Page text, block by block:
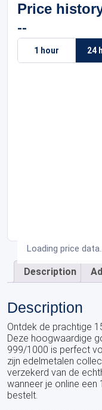
Price
--
1 hour 24
Loading price
Description
Description
Ontdek de prachtige
Deze hoogwaardige
999/1000 is perfect
zijn edelmetalen
verzekerd van de
wanneer je online een
bestelt.